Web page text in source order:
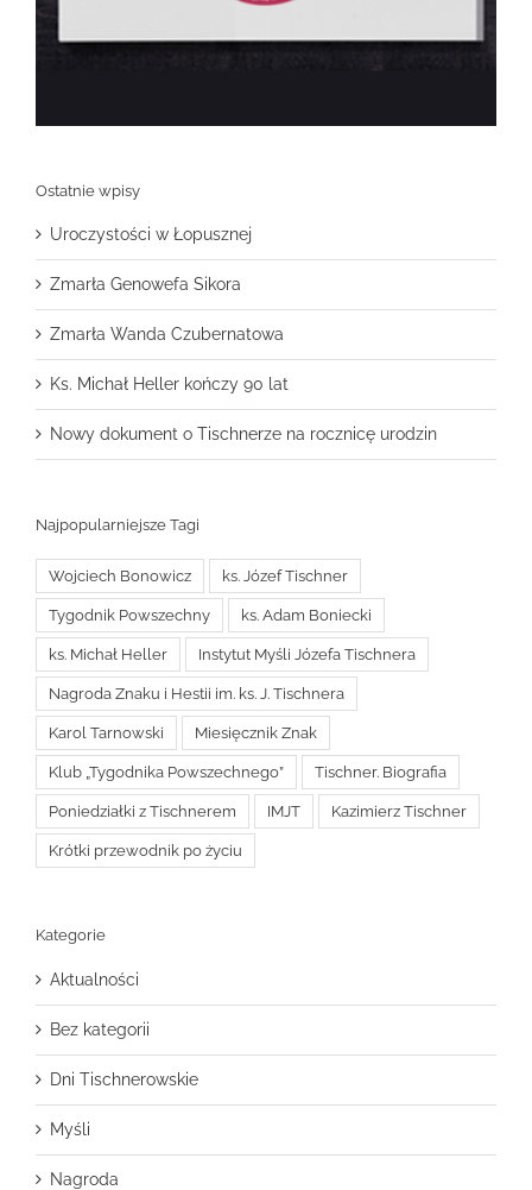
Ostatnie wpisy
Uroczystości w Łopusznej
Zmarła Genowefa Sikora
Zmarła Wanda Czubernatowa
Ks. Michał Heller kończy 90 lat
Nowy dokument o Tischnerze na rocznicę urodzin
Najpopularniejsze Tagi
Wojciech Bonowicz ks. Józef Tischner
Tygodnik Powszechny ks. Adam Boniecki
ks. Michał Heller Instytut Myśli Józefa Tischnera
Nagroda Znaku i Hestii im. ks. J. Tischnera
Karol Tarnowski Miesięcznik Znak
Klub „Tygodnika Powszechnego” Tischner. Biografia
Poniedziałki z Tischnerem IMJT Kazimierz Tischner
Krótki przewodnik po życiu
Kategorie
Aktualności
Bez kategorii
Dni Tischnerowskie
Myśli
Nagroda